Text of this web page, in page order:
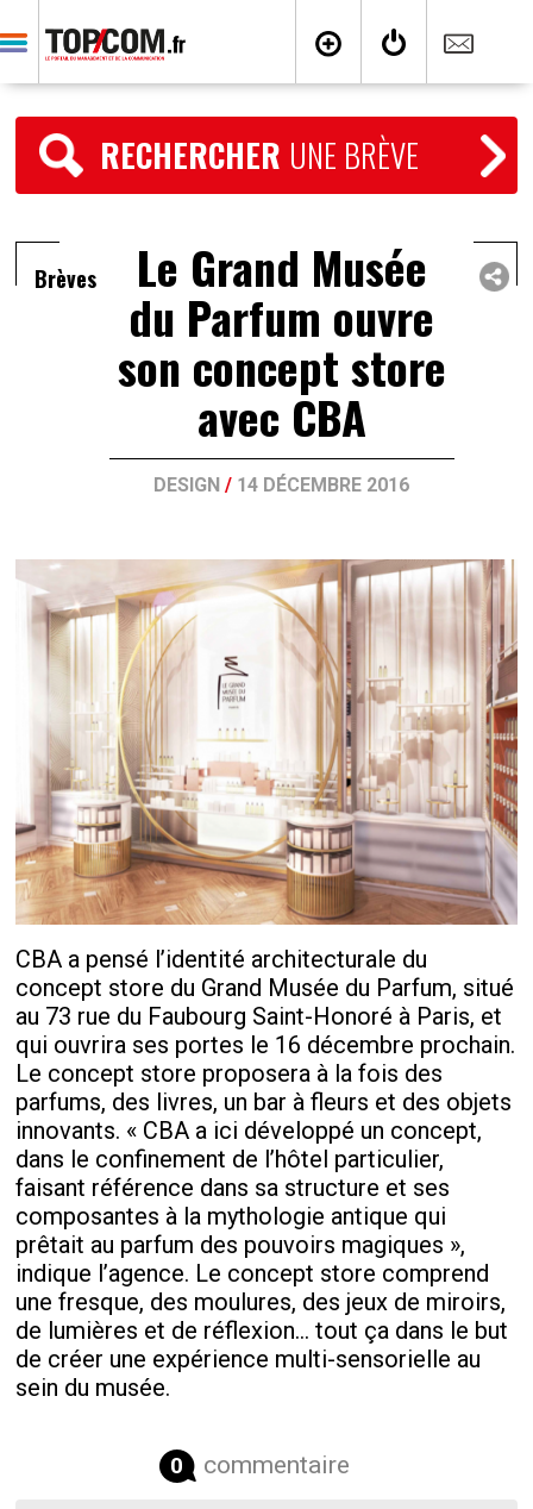
RECHERCHER UNE BRÈVE
Brèves Le Grand Musée
du Parfum ouvre
son concept store
avec CBA
DESIGN / 14 DÉCEMBRE 2016
CBA a pensé l’identité architecturale du
concept store du Grand Musée du Parfum, situé
au 73 rue du Faubourg Saint-Honoré à Paris, et
qui ouvrira ses portes le 16 décembre prochain.
Le concept store proposera à la fois des
parfums, des livres, un bar à fleurs et des objets
innovants. « CBA a ici développé un concept,
dans le confinement de l’hôtel particulier,
faisant référence dans sa structure et ses
composantes à la mythologie antique qui
prêtait au parfum des pouvoirs magiques »,
indique l’agence. Le concept store comprend
une fresque, des moulures, des jeux de miroirs,
de lumières et de réflexion… tout ça dans le but
de créer une expérience multi-sensorielle au
sein du musée.
0 commentaire